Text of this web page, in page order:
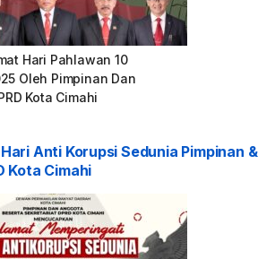
Hari Pahlawan 10
Oleh Pimpinan Dan
Kota Cimahi
Anti Korupsi Sedunia Pimpinan &
Kota Cimahi